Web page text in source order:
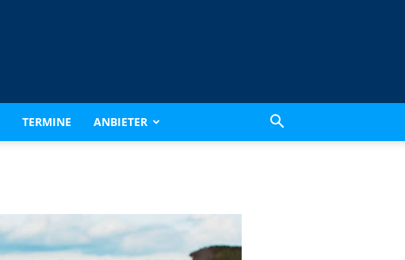
TERMINE ANBIETER